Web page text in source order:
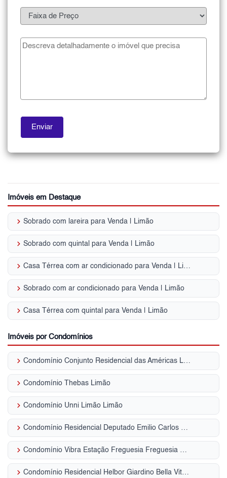
Imóveis em Destaque
keyboard_arrow_right Sobrado com lareira para Venda | Limão
keyboard_arrow_right Sobrado com quintal para Venda | Limão
keyboard_arrow_right Casa Térrea com ar condicionado para Venda | Limão
keyboard_arrow_right Sobrado com ar condicionado para Venda | Limão
keyboard_arrow_right Casa Térrea com quintal para Venda | Limão
Imóveis por Condomínios
keyboard_arrow_right Condomínio Conjunto Residencial das Américas Limão
keyboard_arrow_right Condomínio Thebas Limão
keyboard_arrow_right Condomínio Unni Limão Limão
keyboard_arrow_right Condomínio Residencial Deputado Emilio Carlos Limão
keyboard_arrow_right Condomínio Vibra Estação Freguesia Freguesia do Ó
keyboard_arrow_right Condomínio Residencial Helbor Giardino Bella Vita Jardim Pereira Leite